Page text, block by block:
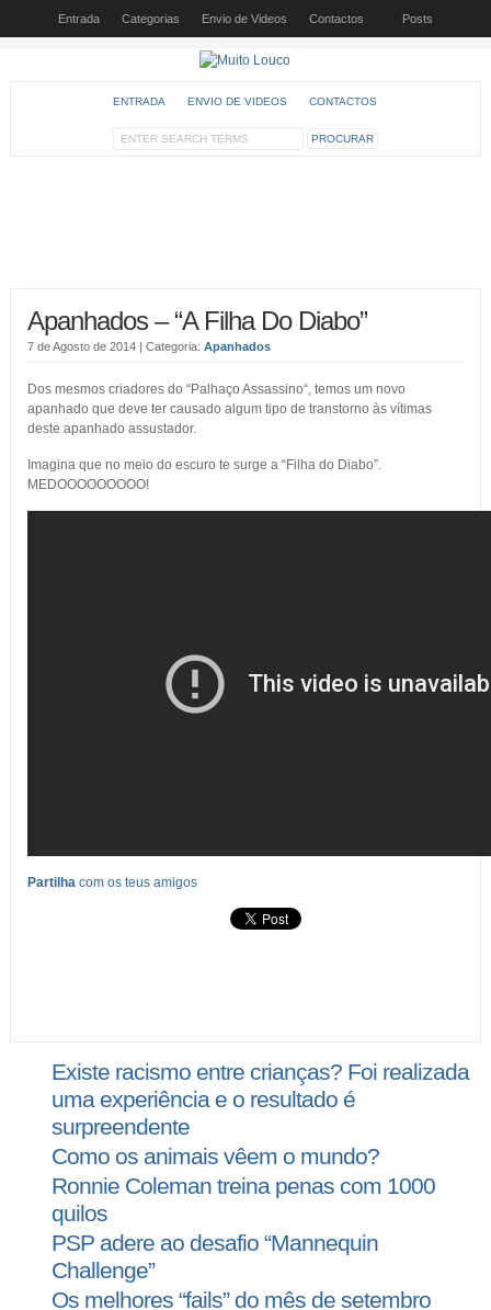
Entrada Categorias Envio de Videos Contactos Posts
ENTRADA ENVIO DE VIDEOS CONTACTOS
Apanhados – “A Filha Do Diabo”
7 de Agosto de 2014 | Categoria: Apanhados
Dos mesmos criadores do “Palhaço Assassino“, temos um novo
apanhado que deve ter causado algum tipo de transtorno às vítimas
deste apanhado assustador.
Imagina que no meio do escuro te surge a “Filha do Diabo”.
MEDOOOOOOOOO!
Partilhacom os teus amigos
Existe racismo entre crianças? Foi realizada
uma experiência e o resultado é
surpreendente
Como os animais vêem o mundo?
Ronnie Coleman treina penas com 1000
quilos
PSP adere ao desafio “Mannequin
Challenge”
Os melhores “fails” do mês de setembro